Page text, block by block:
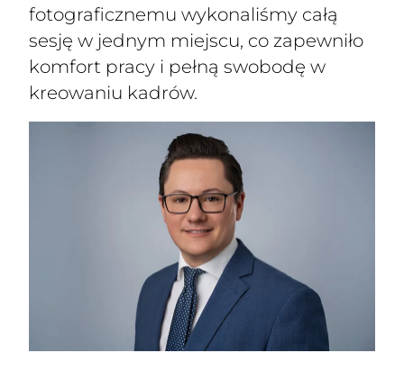
fotograficznemu wykonaliśmy całą
sesję w jednym miejscu, co zapewniło
komfort pracy i pełną swobodę w
kreowaniu kadrów.